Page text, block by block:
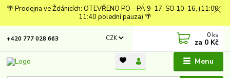
🌴 Prodejna ve Ždánicích: OTEVŘENO PO - PÁ 9-17, SO 10-16, (11:00 -
11:40 polední pauza) 🌴
Menu
CZK
+420 777 028 663 0 ks
za 0 Kč